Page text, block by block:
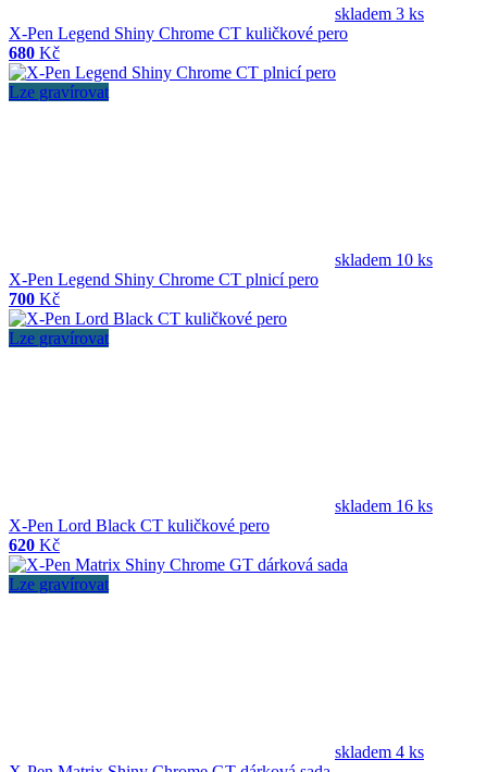
skladem 3 ks
X-Pen Legend Shiny Chrome CT kuličkové pero
680 Kč
Lze gravírovat
skladem 10 ks
X-Pen Legend Shiny Chrome CT plnicí pero
700 Kč
Lze gravírovat
skladem 16 ks
X-Pen Lord Black CT kuličkové pero
620 Kč
Lze gravírovat
skladem 4 ks